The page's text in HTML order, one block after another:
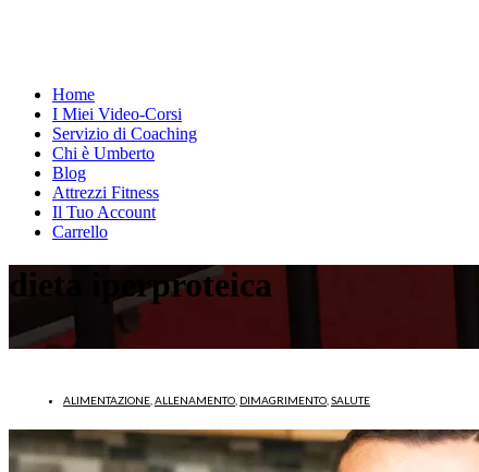
Home
I Miei Video-Corsi
Servizio di Coaching
Chi è Umberto
Blog
Attrezzi Fitness
Il Tuo Account
Carrello
dieta iperproteica
ALIMENTAZIONE ALLENAMENTO DIMAGRIMENTO SALUTE